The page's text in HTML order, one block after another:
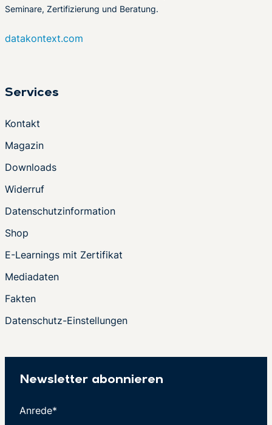
Seminare, Zertifizierung und Beratung.
datakontext.com
Services
Kontakt
Magazin
Downloads
Widerruf
Datenschutzinformation
Shop
E-Learnings mit Zertifikat
Mediadaten
Fakten
Datenschutz-Einstellungen
Newsletter abonnieren
Anrede*